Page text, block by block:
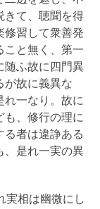
きて、聴聞を得
修習して衆善発
こと無く、第一
随ふ故に四門異
が故に義異な
れ一なり。故に
も、修行の理に
る者は違諍ある
、是れ一実の異
実相は幽微にし